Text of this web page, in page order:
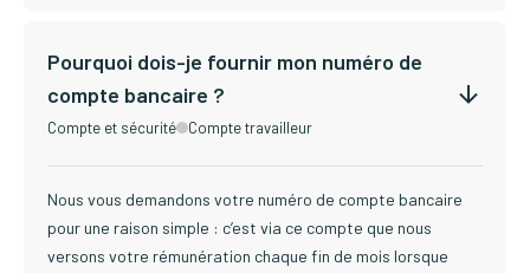
Pourquoi dois-je fournir mon numéro de
compte bancaire ?
Compte et sécurité Compte travailleur
Nous vous demandons votre numéro de compte bancaire
pour une raison simple : c’est via ce compte que nous
versons votre rémunération chaque fin de mois lorsque